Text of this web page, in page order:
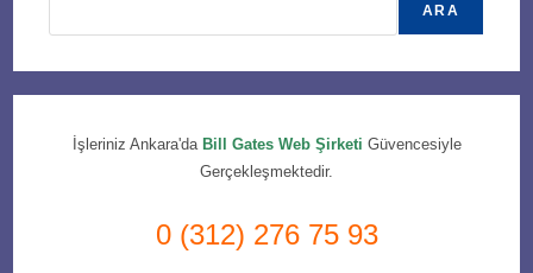
ARA
İşleriniz Ankara'da Bill Gates Web Şirketi Güvencesiyle
Gerçekleşmektedir.
0 (312) 276 75 93